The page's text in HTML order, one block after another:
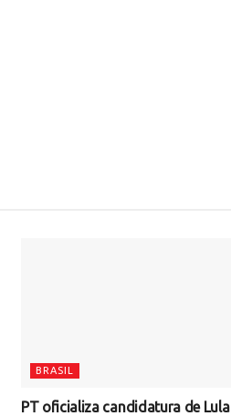
BRASIL
PT oficializa candidatura de Lula